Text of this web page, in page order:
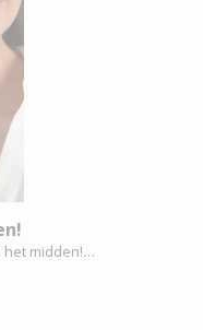
het midden!…